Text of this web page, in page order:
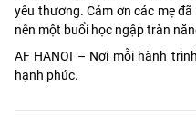
yêu thương. Cảm ơn các mẹ
nên một buổi học ngập tràn
AF HANOI – Nơi mỗi hành
hạnh phúc.